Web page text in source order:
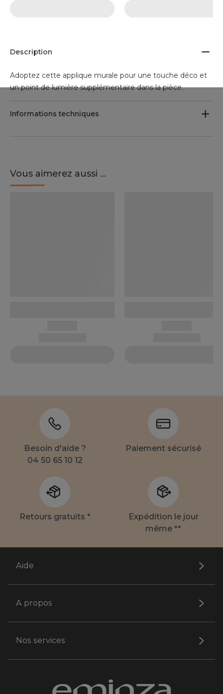
Description
Adoptez cette applique murale pour une touche déco et
un point de lumière supplémentaire dans la pièce.
Informations techniques
Vous aimerez aussi ...
Besoin d'aide ?
04 50 65 10 12
Paiement sécurisé
Retours gratuits *
Expédition le jour
même **
Aide
A propos
Nos services